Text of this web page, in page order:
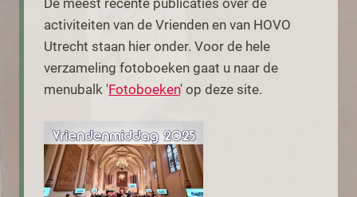
De meest recente publicaties over de
activiteiten van de Vrienden en van HOVO
Utrecht staan hier onder. Voor de hele
verzameling fotoboeken gaat u naar de
menubalk 'Fotoboeken' op deze site.